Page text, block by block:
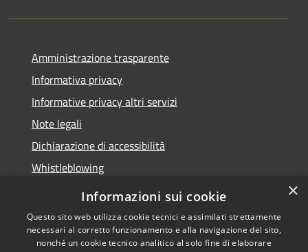
Amministrazione trasparente
Informativa privacy
Informative privacy altri servizi
Note legali
Dichiarazione di accessibilità
Whistleblowing
RSS
Copyright © 2026 • Comune di
×
Informazioni sui cookie
Questo sito web utilizza cookie tecnici e assimilati strettamente
necessari al corretto funzionamento e alla navigazione del sito,
nonché un cookie tecnico analitico al solo fine di elaborare